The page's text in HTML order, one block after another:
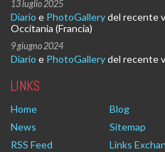
13 luglio 2025
Diario e PhotoGallerydel recente
Occitania (Francia)
9 giugno 2024
Diario e PhotoGallerydel recente
LINKS
Home Blog
News
Sitemap
RSS Feed
Links